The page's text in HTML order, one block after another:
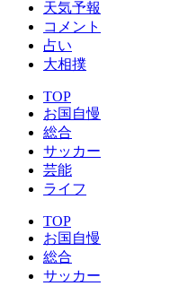
天気予報
コメント
占い
大相撲
TOP
お国自慢
総合
サッカー
芸能
ライフ
TOP
お国自慢
総合
サッカー